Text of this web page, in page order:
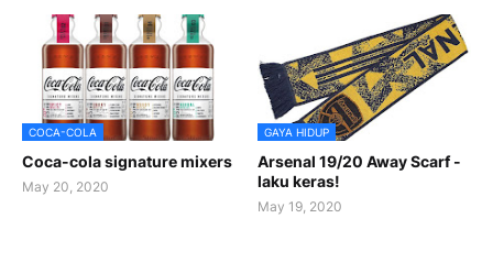
COCA-COLA
Coca-cola signature mixers
May 20, 2020
GAYA HIDUP
Arsenal 19/20 Away Scarf -
laku keras!
May 19, 2020